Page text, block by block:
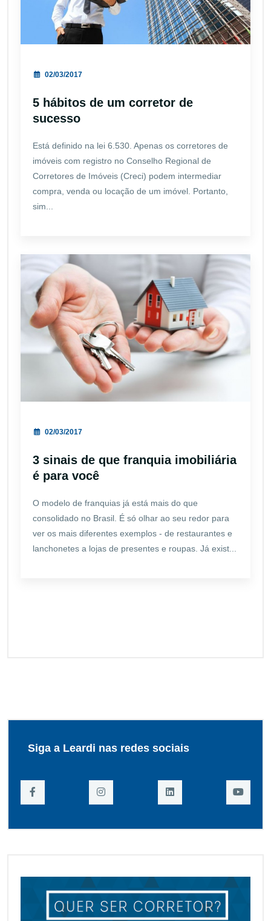
02/03/2017
5 hábitos de um corretor de
sucesso
Está definido na lei 6.530. Apenas os corretores de
imóveis com registro no Conselho Regional de
Corretores de Imóveis (Creci) podem intermediar
compra, venda ou locação de um imóvel. Portanto,
sim...
02/03/2017
3 sinais de que franquia imobiliária
é para você
O modelo de franquias já está mais do que
consolidado no Brasil. É só olhar ao seu redor para
ver os mais diferentes exemplos - de restaurantes e
lanchonetes a lojas de presentes e roupas. Já exist...
Siga a Leardi nas redes sociais